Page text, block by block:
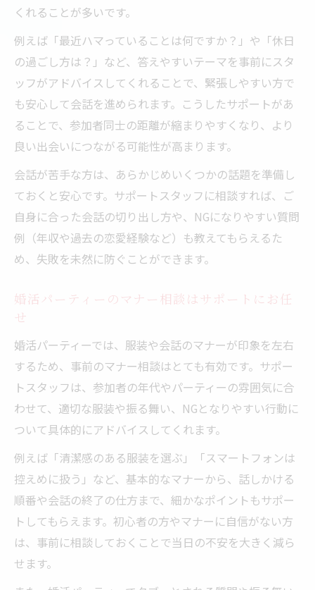
くれることが多いです。
例えば「最近ハマっていることは何ですか？」や「休日
の過ごし方は？」など、答えやすいテーマを事前にスタ
ッフがアドバイスしてくれることで、緊張しやすい方で
も安心して会話を進められます。こうしたサポートがあ
ることで、参加者同士の距離が縮まりやすくなり、より
良い出会いにつながる可能性が高まります。
会話が苦手な方は、あらかじめいくつかの話題を準備し
ておくと安心です。サポートスタッフに相談すれば、ご
自身に合った会話の切り出し方や、NGになりやすい質問
例（年収や過去の恋愛経験など）も教えてもらえるた
め、失敗を未然に防ぐことができます。
婚活パーティーのマナー相談はサポートにお任
せ
婚活パーティーでは、服装や会話のマナーが印象を左右
するため、事前のマナー相談はとても有効です。サポー
トスタッフは、参加者の年代やパーティーの雰囲気に合
わせて、適切な服装や振る舞い、NGとなりやすい行動に
ついて具体的にアドバイスしてくれます。
例えば「清潔感のある服装を選ぶ」「スマートフォンは
控えめに扱う」など、基本的なマナーから、話しかける
順番や会話の終了の仕方まで、細かなポイントもサポー
トしてもらえます。初心者の方やマナーに自信がない方
は、事前に相談しておくことで当日の不安を大きく減ら
せます。